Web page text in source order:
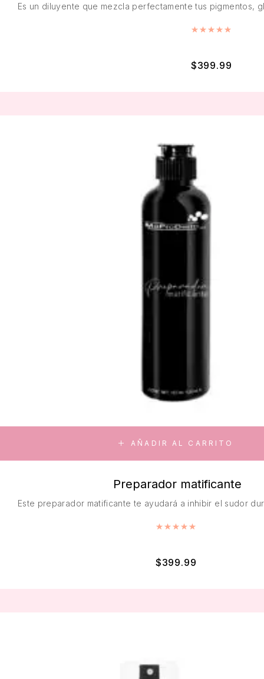
Es un diluyente que mezcla perfectamente tus pigmentos,
$399.99
AÑADIR AL CARRITO
Preparador matificante
Este preparador matificante te ayudará a inhibir el sudor
$399.99